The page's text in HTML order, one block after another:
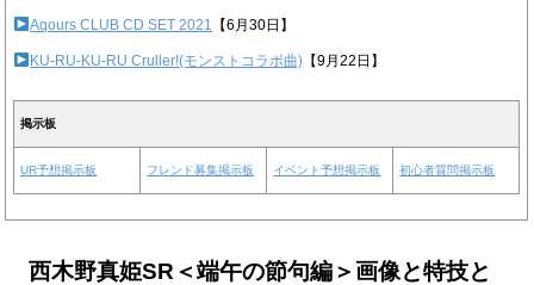
Aqours CLUB CD SET 2021 【6月30日】
KU-RU-KU-RU Cruller!(モンストコラボ曲) 【9月22日】
掲示板
UR予想掲示板 フレンド募集掲示板 イベント予想掲示板 初心者質問掲示板
西木野真姫SR＜端午の節句編＞画像と特技と